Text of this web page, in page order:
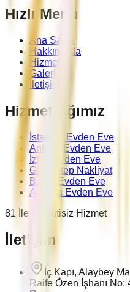
Hızlı Menü
Ana Sayfa
Hakkımızda
Hizmetler
Galeri
İletişim
Hizmet Ağımız
İstanbul Evden Eve
Ankara Evden Eve
İzmir Evden Eve
Gaziantep Nakliyat
Bursa Evden Eve
Antalya Evden Eve
81 İle Kesintisiz Hizmet
İletişim
İç Kapı, Alaybey
Raife Özen İşhanı